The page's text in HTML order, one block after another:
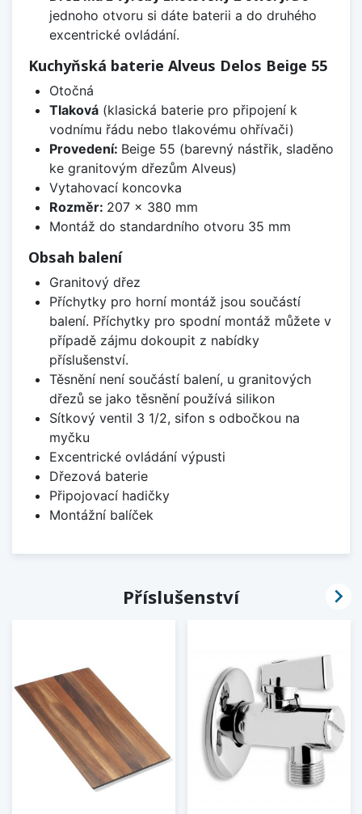
jednoho otvoru si dáte baterii a do druhého
excentrické ovládání.
Kuchyňská baterie Alveus Delos Beige 55
Otočná
Tlaková(klasická baterie pro připojení k
vodnímu řádu nebo tlakovému ohřívači)
Provedení: Beige 55 (barevný nástřik, sladěno
ke granitovým dřezům Alveus)
Vytahovací koncovka
Rozměr: 207 x 380 mm
Montáž do standardního otvoru 35 mm
Obsah balení
Granitový dřez
Příchytky pro horní montáž jsou součástí
balení. Příchytky pro spodní montáž můžete v
případě zájmu dokoupit z nabídky
příslušenství.
Těsnění není součástí balení, u granitových
dřezů se jako těsnění používá silikon
Sítkový ventil 3 1/2, sifon s odbočkou na
myčku
Excentrické ovládání výpusti
Dřezová baterie
Připojovací hadičky
Montážní balíček
Příslušenství 